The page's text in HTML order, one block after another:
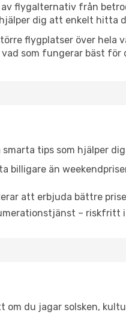
flygalternativ från
dig att enkelt hitta
flygplatser över hela
som fungerar bäst för
tips som hjälper
billigare än
att erbjuda bättre
– riskfritt i
du jagar solsken,